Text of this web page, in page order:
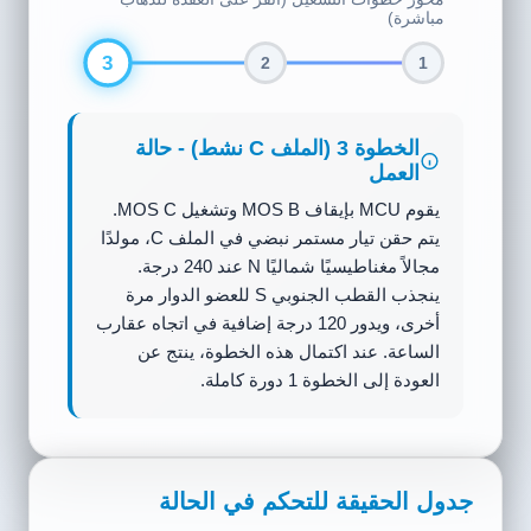
مباشرة)
1
2
3
الخطوة 1 (الملف A نشط) - حالة
العمل
تقوم وحدة التحكم الدقيقة بسحب بوابة MOS A
إلى العالي فقط، مما ينشط الملف A. يتدفق
التيار المستمر من VCC إلى GND عبر الملف
A. يولد سن العضو الثابت A مجالاً مغناطيسيًا
شماليًا N قويًا، مما يجذب القطب الجنوبي S
درجة). الملفان B و C مفصولان وبدون تيار.
جدول الحقيقة للتحكم في الحالة